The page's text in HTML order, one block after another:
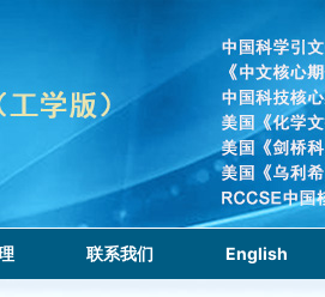
联系我们 English